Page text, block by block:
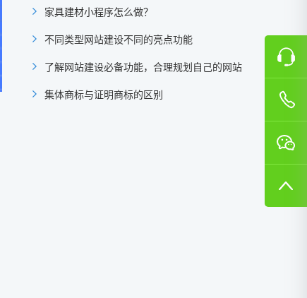
家具建材小程序怎么做？
不同类型网站建设不同的亮点功能
了解网站建设必备功能，合理规划自己的网站
集体商标与证明商标的区别